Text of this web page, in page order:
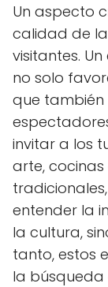
Un aspecto
calidad de
visitantes.
no solo
que
invitar a los
arte,
entender la
la cultura,
tanto, estos
la búsqueda